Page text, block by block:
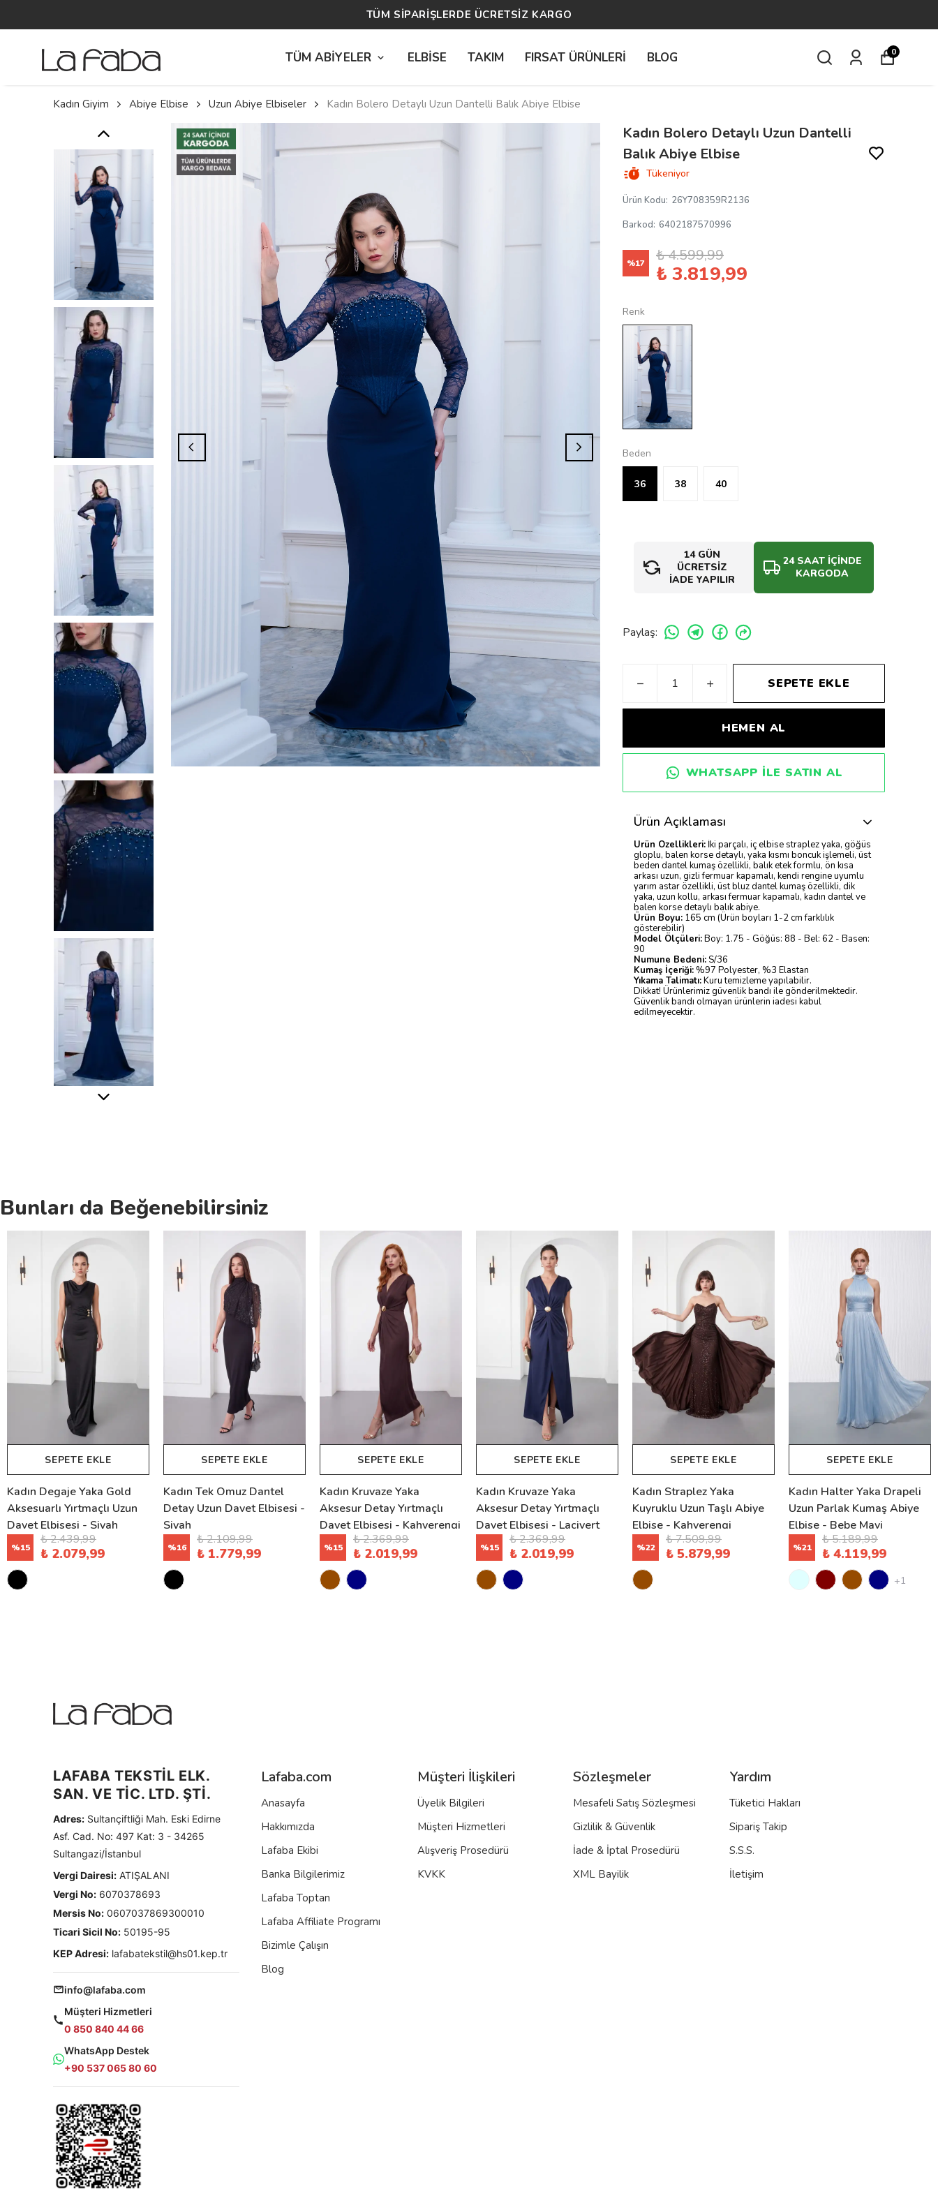
TÜM SİPARİŞLERDE ÜCRETSİZ KARGO
TÜM ABİYELER ELBİSE TAKIM FIRSAT ÜRÜNLERİ BLOG 0
Kadın Giyim Abiye Elbise Uzun Abiye Elbiseler Kadın Bolero Detaylı Uzun Dantelli Balık Abiye Elbise
Kadın Bolero Detaylı Uzun Dantelli
Balık Abiye Elbise
Tükeniyor
Ürün Kodu: 26Y708359R2136
Barkod: 6402187570996
%17 ₺ 4.599,99
₺ 3.819,99
Renk
Beden
36 38 40
14 GÜN
ÜCRETSİZ
İADE YAPILIR
24 SAAT İÇİNDE
KARGODA
Paylaş:
SEPETE EKLE
HEMEN AL
WHATSAPP ILE SATIN AL
Ürün Açıklaması
Ürün Özellikleri: İki parçalı, iç elbise straplez yaka, göğüs
gloplu, balen korse detaylı, yaka kısmı boncuk işlemeli, üst
beden dantel kumaş özellikli, balık etek formlu, ön kısa
arkası uzun, gizli fermuar kapamalı, kendi rengine uyumlu
yarım astar özellikli, üst bluz dantel kumaş özellikli, dik
yaka, uzun kollu, arkası fermuar kapamalı, kadın dantel ve
balen korse detaylı balık abiye.
Ürün Boyu: 165 cm (Ürün boyları 1-2 cm farklılık
gösterebilir)
Model Ölçüleri:Boy: 1.75 - Göğüs: 88 - Bel: 62 - Basen:
90
Numune Bedeni: S/36
Kumaş İçeriği: %97 Polyester, %3 Elastan
Yıkama Talimatı:Kuru temizleme yapılabilir.
Dikkat! Ürünlerimiz güvenlik bandı ile gönderilmektedir.
Güvenlik bandı olmayan ürünlerin iadesi kabul
edilmeyecektir.
Bunları da Beğenebilirsiniz
SEPETE EKLE
Kadın Degaje Yaka Gold
Aksesuarlı Yırtmaçlı Uzun
Davet Elbisesi - Siyah
%15
₺ 2.439,99
₺ 2.079,99
SEPETE EKLE
Kadın Tek Omuz Dantel
Detay Uzun Davet Elbisesi -
Siyah
%16
₺ 2.109,99
₺ 1.779,99
SEPETE EKLE
Kadın Kruvaze Yaka
Aksesur Detay Yırtmaçlı
Davet Elbisesi - Kahverengi
%15
₺ 2.369,99
₺ 2.019,99
SEPETE EKLE
Kadın Kruvaze Yaka
Aksesur Detay Yırtmaçlı
Davet Elbisesi - Lacivert
%15
₺ 2.369,99
₺ 2.019,99
SEPETE EKLE
Kadın Straplez Yaka
Kuyruklu Uzun Taşlı Abiye
Elbise - Kahverengi
%22
₺ 7.509,99
₺ 5.879,99
SEPETE EKLE
Kadın Halter Yaka Drapeli
Uzun Parlak Kumaş Abiye
Elbise - Bebe Mavi
%21
₺ 5.189,99
₺ 4.119,99
+1
Lafaba.com
Anasayfa
Hakkımızda
Lafaba Ekibi
Banka Bilgilerimiz
Lafaba Toptan
Lafaba Affiliate Programı
Bizimle Çalışın
Blog
Müşteri İlişkileri
Üyelik Bilgileri
Müşteri Hizmetleri
Alışveriş Prosedürü
KVKK
Sözleşmeler
Mesafeli Satış Sözleşmesi
Gizlilik & Güvenlik
İade & İptal Prosedürü
XML Bayilik
Yardım
Tüketici Hakları
Sipariş Takip
S.S.S.
İletişim
LAFABA TEKSTİL ELK.
SAN. VE TİC. LTD. ŞTİ.
Adres: Sultançiftliği Mah. Eski Edirne
Asf. Cad. No: 497 Kat: 3 - 34265
Sultangazi/İstanbul
Vergi Dairesi: ATIŞALANI
Vergi No: 6070378693
Mersis No: 0607037869300010
Ticari Sicil No: 50195-95
KEP Adresi: lafabatekstil@hs01.kep.tr
info@lafaba.com
Müşteri Hizmetleri
0 850 840 44 66
WhatsApp Destek
+90 537 065 80 60